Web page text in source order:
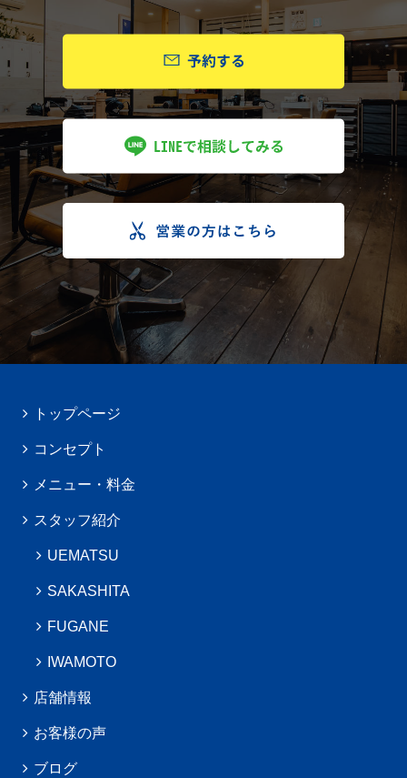
トップページ
コンセプト
メニュー・料金
スタッフ紹介
UEMATSU
SAKASHITA
FUGANE
IWAMOTO
店舗情報
お客様の声
ブログ